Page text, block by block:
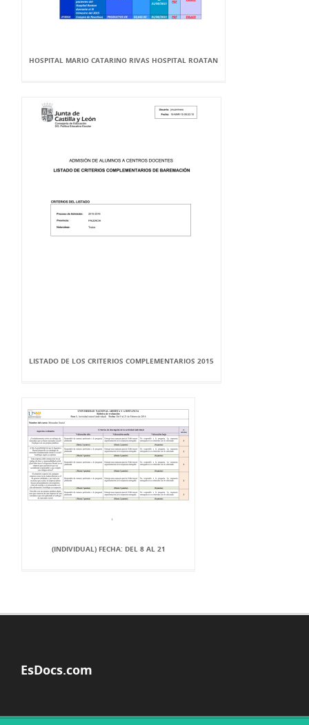
HOSPITAL MARIO CATARINO RIVAS HOSPITAL ROATAN
LISTADO DE LOS CRITERIOS COMPLEMENTARIOS 2015
(INDIVIDUAL) FECHA: DEL 8 AL 21
EsDocs.com